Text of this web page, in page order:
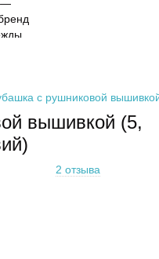
с рушниковой
вышивкой (5,
2 отзыва